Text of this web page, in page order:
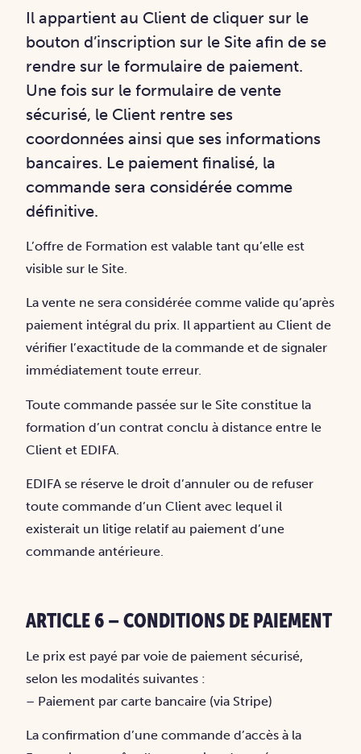
Il appartient au Client de cliquer sur le
bouton d’inscription sur le Site afin de se
rendre sur le formulaire de paiement.
Une fois sur le formulaire de vente
sécurisé, le Client rentre ses
coordonnées ainsi que ses informations
bancaires. Le paiement finalisé, la
commande sera considérée comme
définitive.
L’offre de Formation est valable tant qu’elle est
visible sur le Site.
La vente ne sera considérée comme valide qu’après
paiement intégral du prix. Il appartient au Client de
vérifier l’exactitude de la commande et de signaler
immédiatement toute erreur.
Toute commande passée sur le Site constitue la
formation d’un contrat conclu à distance entre le
Client et EDIFA.
EDIFA se réserve le droit d’annuler ou de refuser
toute commande d’un Client avec lequel il
existerait un litige relatif au paiement d’une
commande antérieure.
ARTICLE 6 – CONDITIONS DE PAIEMENT
Le prix est payé par voie de paiement sécurisé,
selon les modalités suivantes :
– Paiement par carte bancaire (via Stripe)
La confirmation d’une commande d’accès à la